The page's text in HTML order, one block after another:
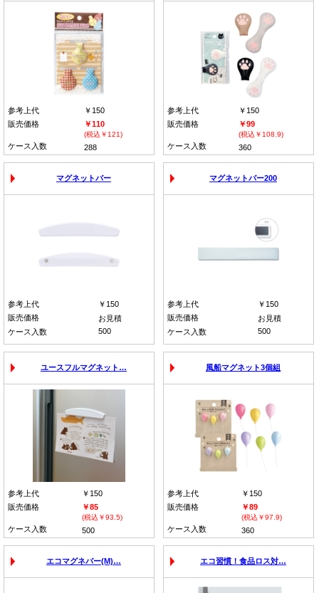
参考上代
￥150
販売価格
￥110
(税込￥121)
ケース入数 288
参考上代
￥150
販売価格
￥99
(税込￥108.9)
ケース入数 360
マグネットバー
参考上代
￥150
販売価格
お見積
ケース入数
500
マグネットバー200
参考上代
￥150
販売価格
お見積
ケース入数
500
ユースフルマグネット…
参考上代
￥150
販売価格
￥85
(税込￥93.5)
ケース入数 500
風船マグネット3個組
参考上代
￥150
販売価格
￥89
(税込￥97.9)
ケース入数 360
エコマグネバー(M)… エコ習慣！食品ロス対…